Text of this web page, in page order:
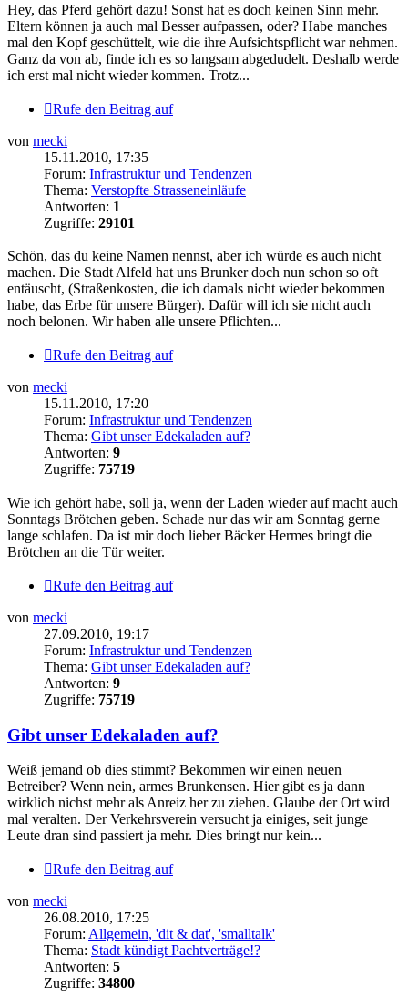
Hey, das Pferd gehört dazu! Sonst hat es doch keinen Sinn mehr.
Eltern können ja auch mal Besser aufpassen, oder? Habe manches
mal den Kopf geschüttelt, wie die ihre Aufsichtspflicht war nehmen.
Ganz da von ab, finde ich es so langsam abgedudelt. Deshalb werde
ich erst mal nicht wieder kommen. Trotz...
Rufe den Beitrag auf
von mecki
15.11.2010, 17:35
Forum: Infrastruktur und Tendenzen
Thema: Verstopfte Strasseneinläufe
Antworten: 1
Zugriffe: 29101
Schön, das du keine Namen nennst, aber ich würde es auch nicht
machen. Die Stadt Alfeld hat uns Brunker doch nun schon so oft
entäuscht, (Straßenkosten, die ich damals nicht wieder bekommen
habe, das Erbe für unsere Bürger). Dafür will ich sie nicht auch
noch belonen. Wir haben alle unsere Pflichten...
Rufe den Beitrag auf
von mecki
15.11.2010, 17:20
Forum: Infrastruktur und Tendenzen
Thema: Gibt unser Edekaladen auf?
Antworten: 9
Zugriffe: 75719
Wie ich gehört habe, soll ja, wenn der Laden wieder auf macht auch
Sonntags Brötchen geben. Schade nur das wir am Sonntag gerne
lange schlafen. Da ist mir doch lieber Bäcker Hermes bringt die
Brötchen an die Tür weiter.
Rufe den Beitrag auf
von mecki
27.09.2010, 19:17
Forum: Infrastruktur und Tendenzen
Thema: Gibt unser Edekaladen auf?
Antworten: 9
Zugriffe: 75719
Gibt unser Edekaladen auf?
Weiß jemand ob dies stimmt? Bekommen wir einen neuen
Betreiber? Wenn nein, armes Brunkensen. Hier gibt es ja dann
wirklich nichst mehr als Anreiz her zu ziehen. Glaube der Ort wird
mal veralten. Der Verkehrsverein versucht ja einiges, seit junge
Leute dran sind passiert ja mehr. Dies bringt nur kein...
Rufe den Beitrag auf
von mecki
26.08.2010, 17:25
Forum: Allgemein, 'dit & dat', 'smalltalk'
Thema: Stadt kündigt Pachtverträge!?
Antworten: 5
Zugriffe: 34800